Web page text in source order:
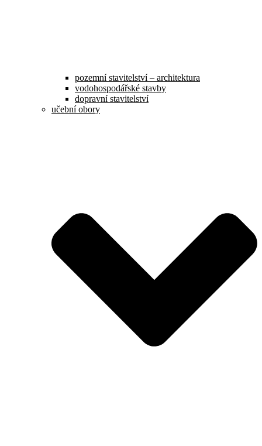
pozemní stavitelství – architektura
vodohospodářské stavby
dopravní stavitelství
učební obory